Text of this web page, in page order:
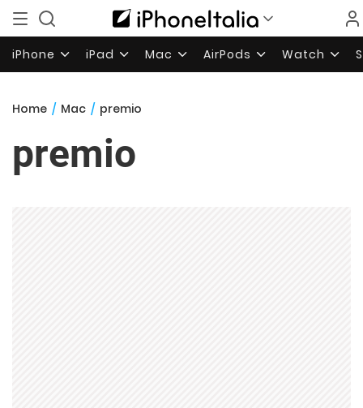
iPhone iPad Mac AirPods Watch
Home / Mac / premio
premio